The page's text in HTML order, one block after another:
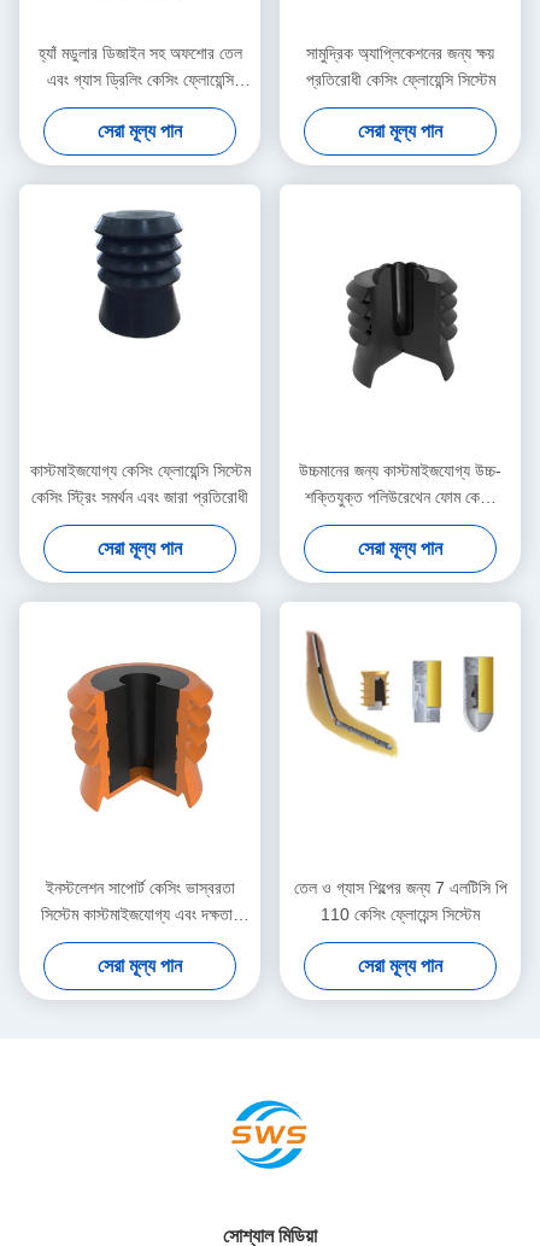
হ্যাঁ মডুলার ডিজাইন সহ অফশোর তেল
এবং গ্যাস ড্রিলিং কেসিং ফ্লোয়েন্সি
সিস্টেম
সেরা মূল্য পান
সামুদ্রিক অ্যাপ্লিকেশনের জন্য ক্ষয়
প্রতিরোধী কেসিং ফ্লোয়েন্সি সিস্টেম
সেরা মূল্য পান
কাস্টমাইজযোগ্য কেসিং ফ্লোয়েন্সি সিস্টেম
কেসিং স্ট্রিং সমর্থন এবং জারা প্রতিরোধী
সেরা মূল্য পান
উচ্চমানের জন্য কাস্টমাইজযোগ্য উচ্চ-
শক্তিযুক্ত পলিউরেথেন ফোম কেসিং
ফ্লোয়েন্সি সিস্টেম
সেরা মূল্য পান
ইনস্টলেশন সাপোর্ট কেসিং ভাস্বরতা
সিস্টেম কাস্টমাইজযোগ্য এবং দক্ষতার
সাথে উত্পাদিত
সেরা মূল্য পান
তেল ও গ্যাস শিল্পের জন্য 7 এলটিসি পি
110 কেসিং ফ্লোয়েন্স সিস্টেম
সেরা মূল্য পান
সোশ্যাল মিডিয়া